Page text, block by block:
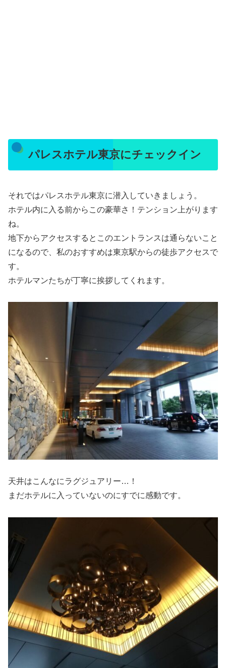
パレスホテル東京にチェックイン
それではパレスホテル東京に潜入していきましょう。
ホテル内に入る前からこの豪華さ！テンション上がります
ね。
地下からアクセスするとこのエントランスは通らないこと
になるので、私のおすすめは東京駅からの徒歩アクセスで
す。
ホテルマンたちが丁寧に挨拶してくれます。
天井はこんなにラグジュアリー…！
まだホテルに入っていないのにすでに感動です。